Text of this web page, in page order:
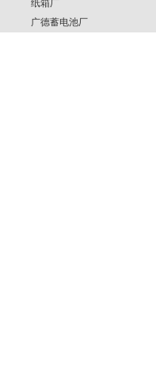
纸箱厂
广德蓄电池厂